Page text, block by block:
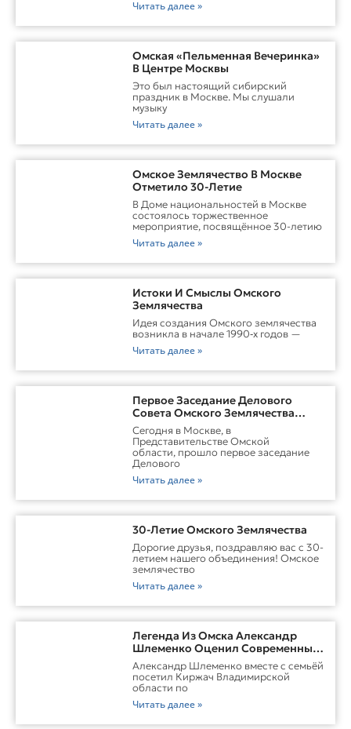
Читать далее »
Омская «Пельменная Вечеринка»
В Центре Москвы
Это был настоящий сибирский
праздник в Москве. Мы слушали
музыку
Читать далее »
Омское Землячество В Москве
Отметило 30-Летие
В Доме национальностей в Москве
состоялось торжественное
мероприятие, посвящённое 30-летию
Читать далее »
Истоки И Смыслы Омского
Землячества
Идея создания Омского землячества
возникла в начале 1990‑х годов —
Читать далее »
Первое Заседание Делового
Совета Омского Землячества
Прошло С Участием Губернатора
Омской Области
Сегодня в Москве, в
Представительстве Омской
области, прошло первое заседание
Делового
Читать далее »
30-Летие Омского Землячества
Дорогие друзья, поздравляю вас с 30-
летием нашего объединения! Омское
землячество
Читать далее »
Легенда Из Омска Александр
Шлеменко Оценил Современные
Заводы Холдинга «Русклимат» И
Перспективы ММА В Киржаче
Александр Шлеменко вместе с семьёй
посетил Киржач Владимирской
области по
Читать далее »